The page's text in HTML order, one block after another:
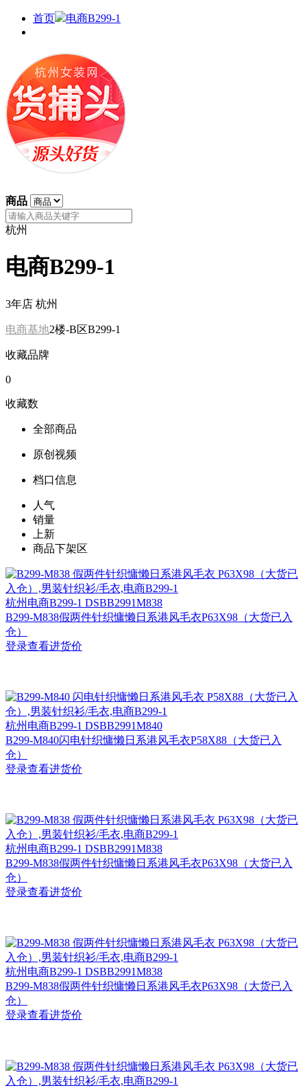
首页 电商B299-1
商品
杭州
电商B299-1
3年店 杭州
电商基地2楼-B区B299-1
收藏品牌
0
收藏数
全部商品
原创视频
档口信息
人气
销量
上新
商品下架区
杭州 电商B299-1 DSBB2991M838
B299-M838假两件针织慵懒日系港风毛衣P63X98（大货已入
仓）
登录查看进货价
杭州 电商B299-1 DSBB2991M840
B299-M840闪电针织慵懒日系港风毛衣P58X88（大货已入
仓）
登录查看进货价
杭州 电商B299-1 DSBB2991M838
B299-M838假两件针织慵懒日系港风毛衣P63X98（大货已入
仓）
登录查看进货价
杭州 电商B299-1 DSBB2991M838
B299-M838假两件针织慵懒日系港风毛衣P63X98（大货已入
仓）
登录查看进货价